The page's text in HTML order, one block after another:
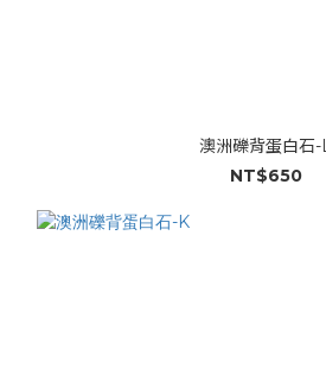
澳洲礫背蛋白石-L
NT$650